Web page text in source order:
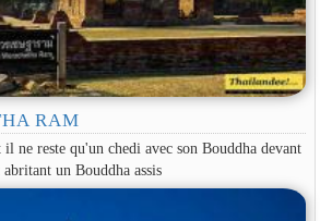
RAM
ne reste qu'un chedi avec son Bouddha devant
un Bouddha assis